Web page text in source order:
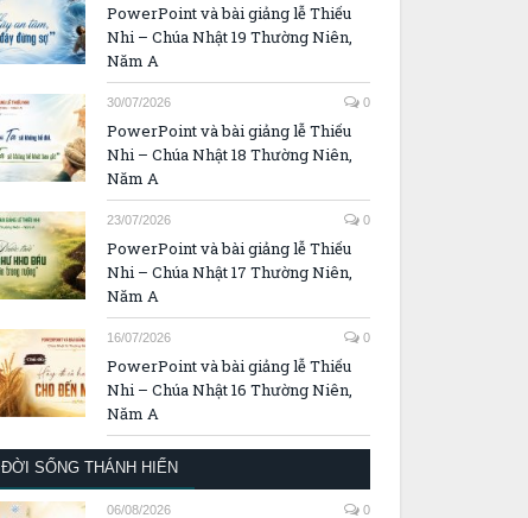
PowerPoint và bài giảng lễ Thiếu
Nhi – Chúa Nhật 19 Thường Niên,
Năm A
30/07/2026 0
PowerPoint và bài giảng lễ Thiếu
Nhi – Chúa Nhật 18 Thường Niên,
Năm A
23/07/2026 0
PowerPoint và bài giảng lễ Thiếu
Nhi – Chúa Nhật 17 Thường Niên,
Năm A
16/07/2026 0
PowerPoint và bài giảng lễ Thiếu
Nhi – Chúa Nhật 16 Thường Niên,
Năm A
ĐỜI SỐNG THÁNH HIẾN
06/08/2026 0